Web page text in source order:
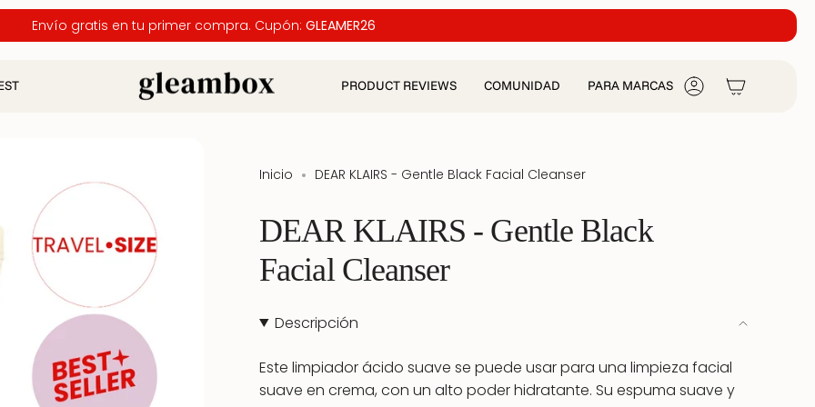
Envío gratis en tu primer compra. Cupón: GLEAMER26
PRODUCT REVIEWS COMUNIDAD PARA MARCAS CUENTA
Inicio DEAR KLAIRS - Gentle Black Facial Cleanser
DEAR KLAIRS - Gentle Black
Facial Cleanser
Descripción
Este limpiador ácido suave se puede usar para una limpieza facial
suave en crema, con un alto poder hidratante. Su espuma suave y